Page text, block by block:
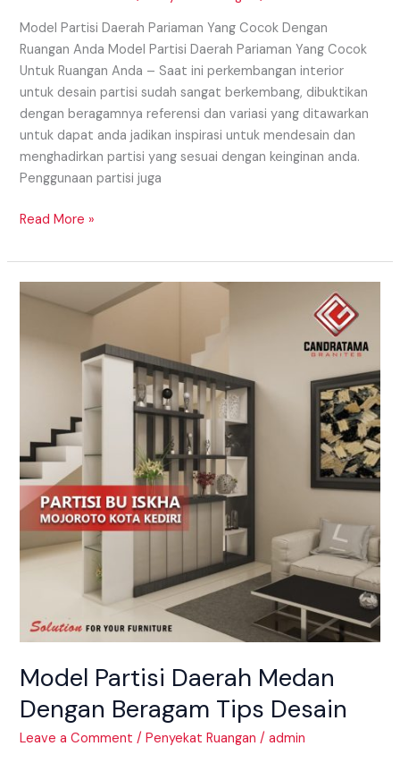
Model Partisi Daerah Pariaman Yang Cocok Dengan
Ruangan Anda Model Partisi Daerah Pariaman Yang Cocok
Untuk Ruangan Anda – Saat ini perkembangan interior
untuk desain partisi sudah sangat berkembang, dibuktikan
dengan beragamnya referensi dan variasi yang ditawarkan
untuk dapat anda jadikan inspirasi untuk mendesain dan
menghadirkan partisi yang sesuai dengan keinginan anda.
Penggunaan partisi juga
Read More »
Model Partisi Daerah Medan
Dengan Beragam Tips Desain
Leave a Comment /Penyekat Ruangan /admin
Model
Desain